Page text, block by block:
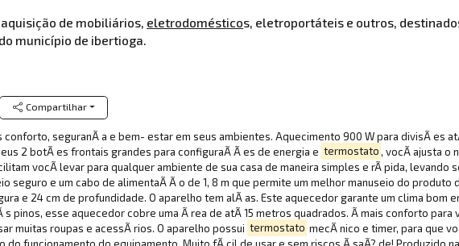
de mobiliários, eletrodomésticos, eletroportáteis e outros,
município de ibertioga.
Compartilhar
seguranÃ a e bem- estar em seus ambientes. Aquecimento 900 W para divisÃ es
2 botÃ es frontais grandes para configuraÃ Ã es de energia e termostato, vocÃ ajusta o
vocÃ levar para qualquer ambiente de sua casa de maneira simples e rÃ pida, levando
seguro e um cabo de alimentaÃ Ã o de 1, 8 m que permite um melhor manuseio do produto
e 24 cm de profundidade. O aparelho tem alÃ as. Este aquecedor garante um clima bom
pinos, esse aquecedor cobre uma Ã rea de atÃ 15 metros quadrados. Ã mais conforto
muitas roupas e acessÃ rios. O aparelho possui termostato mecÃ nico e timer, para que